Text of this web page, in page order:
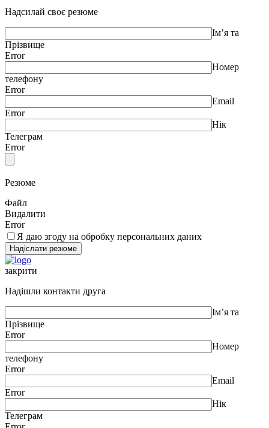
Надсилай своє резюме
Ім’я та
Прізвище
Error
Номер
телефону
Error
Email
Error
Нік
Телеграм
Error
Резюме
Файл
Видалити
Error
Я даю згоду на обробку персональних даних
закрити
Надішли контакти друга
Ім’я та
Прізвище
Error
Номер
телефону
Error
Email
Error
Нік
Телеграм